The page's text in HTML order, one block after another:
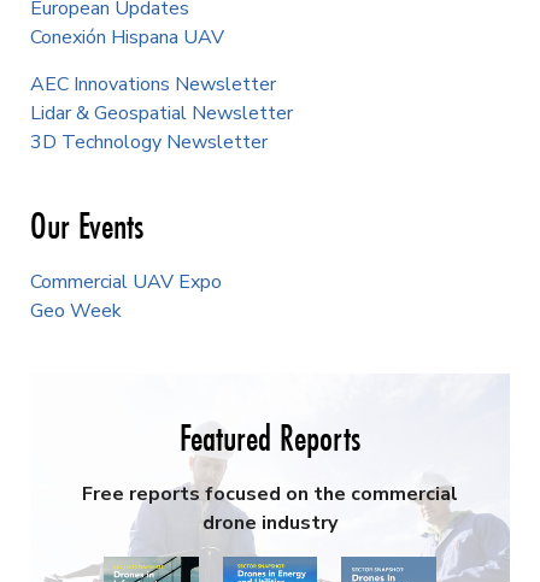
European Updates
Conexión Hispana UAV
AEC Innovations Newsletter
Lidar & Geospatial Newsletter
3D Technology Newsletter
Our Events
Commercial UAV Expo
Geo Week
Featured Reports
Free reports focused on the commercial
drone industry